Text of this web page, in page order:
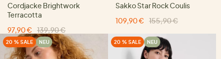
Cordjacke Brightwork
Terracotta
97,90 €
139,90 €
Sakko Star Rock Coulis
109,90 €
155,90 €
20 % SALE NEU 20 % SALE NEU